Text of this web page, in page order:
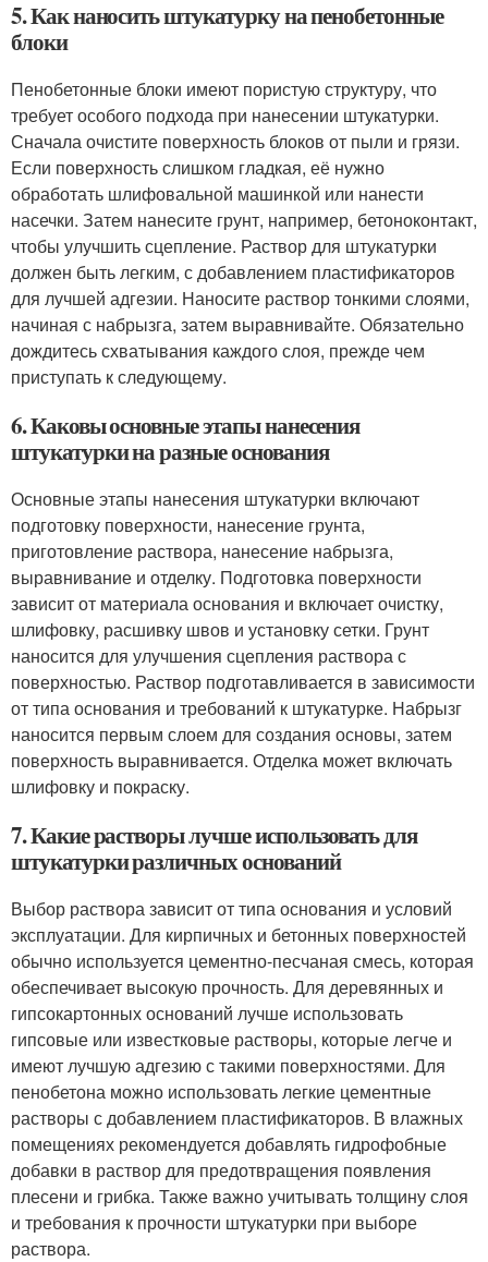
5. Как наносить штукатурку на пенобетонные
блоки
Пенобетонные блоки имеют пористую структуру, что
требует особого подхода при нанесении штукатурки.
Сначала очистите поверхность блоков от пыли и грязи.
Если поверхность слишком гладкая, её нужно
обработать шлифовальной машинкой или нанести
насечки. Затем нанесите грунт, например, бетоноконтакт,
чтобы улучшить сцепление. Раствор для штукатурки
должен быть легким, с добавлением пластификаторов
для лучшей адгезии. Наносите раствор тонкими слоями,
начиная с набрызга, затем выравнивайте. Обязательно
дождитесь схватывания каждого слоя, прежде чем
приступать к следующему.
6. Каковы основные этапы нанесения
штукатурки на разные основания
Основные этапы нанесения штукатурки включают
подготовку поверхности, нанесение грунта,
приготовление раствора, нанесение набрызга,
выравнивание и отделку. Подготовка поверхности
зависит от материала основания и включает очистку,
шлифовку, расшивку швов и установку сетки. Грунт
наносится для улучшения сцепления раствора с
поверхностью. Раствор подготавливается в зависимости
от типа основания и требований к штукатурке. Набрызг
наносится первым слоем для создания основы, затем
поверхность выравнивается. Отделка может включать
шлифовку и покраску.
7. Какие растворы лучше использовать для
штукатурки различных оснований
Выбор раствора зависит от типа основания и условий
эксплуатации. Для кирпичных и бетонных поверхностей
обычно используется цементно-песчаная смесь, которая
обеспечивает высокую прочность. Для деревянных и
гипсокартонных оснований лучше использовать
гипсовые или известковые растворы, которые легче и
имеют лучшую адгезию с такими поверхностями. Для
пенобетона можно использовать легкие цементные
растворы с добавлением пластификаторов. В влажных
помещениях рекомендуется добавлять гидрофобные
добавки в раствор для предотвращения появления
плесени и грибка. Также важно учитывать толщину слоя
и требования к прочности штукатурки при выборе
раствора.